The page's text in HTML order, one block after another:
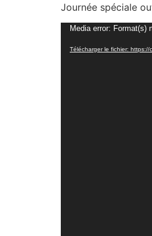
Journée spéciale
Lecteur
vidéo
Media error: Format(s)
Télécharger le fichier: